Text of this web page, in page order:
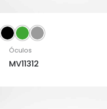
Óculos
MV11312